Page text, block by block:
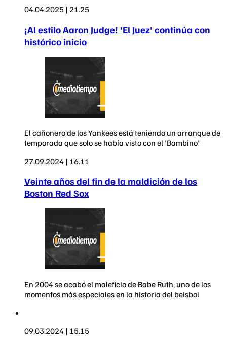
04.04.2025 | 21.25
¡Al estilo Aaron Judge! 'El Juez' continúa con
histórico inicio
El cañonero de los Yankees está teniendo un arranque de
temporada que solo se había visto con el 'Bambino'
27.09.2024 | 16.11
Veinte años del fin de la maldición de los
Boston Red Sox
En 2004 se acabó el maleficio de Babe Ruth, uno de los
momentos más especiales en la historia del beisbol
09.03.2024 | 15.15